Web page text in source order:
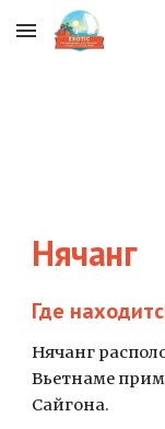
Skip to main content
Нячанг
Где
Нячанг
Вьетнаме
Сайгона.